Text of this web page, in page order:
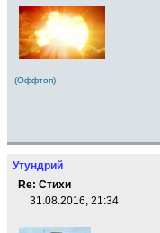
(Оффтоп)
Утундрий
Re: Стихи
31.08.2016, 21:34